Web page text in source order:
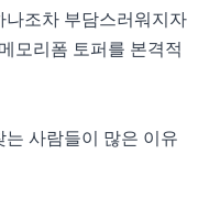
나조차 부담스러워지자
모리폼 토퍼를 본격적
사람들이 많은 이유